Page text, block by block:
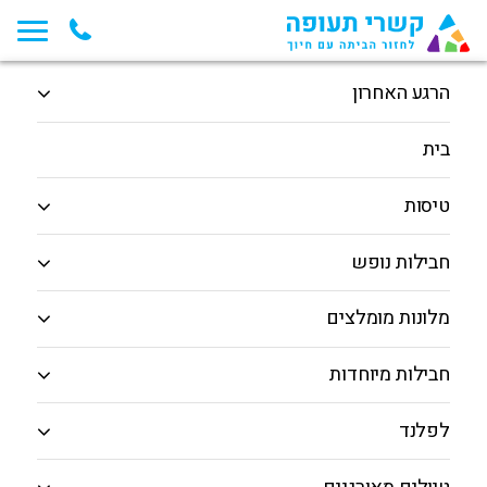
המשך ניווט ייצא מגבולות החלון, לחץ למעבר לסוף תוכן החלון
תחילת תוכן החלון
בית
טיסות
חבילות נופש
מלונות מומלצים
חבילות מיוחדות
לפלנד
הרגע האחרון
לא נמצאו תוצאות לחיפוש שלך נסה לשנות הרכב תאריך או יעד,
תוכל גם להתקשר ואחד מנציגנו ישמחו לעזור
קשרי תעופה
חבילות נופש